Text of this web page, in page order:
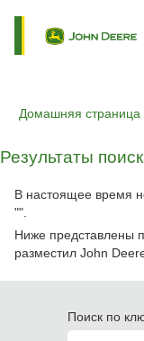
Домашняя страница
Результаты
В настоящее время
"".
Ниже представлены
разместил John
Поиск по